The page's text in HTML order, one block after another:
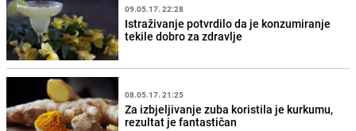
09.05.17. 22:28
Istraživanje potvrdilo da je konzumiranje
tekile dobro za zdravlje
08.05.17. 21:25
Za izbjeljivanje zuba koristila je kurkumu,
rezultat je fantastičan